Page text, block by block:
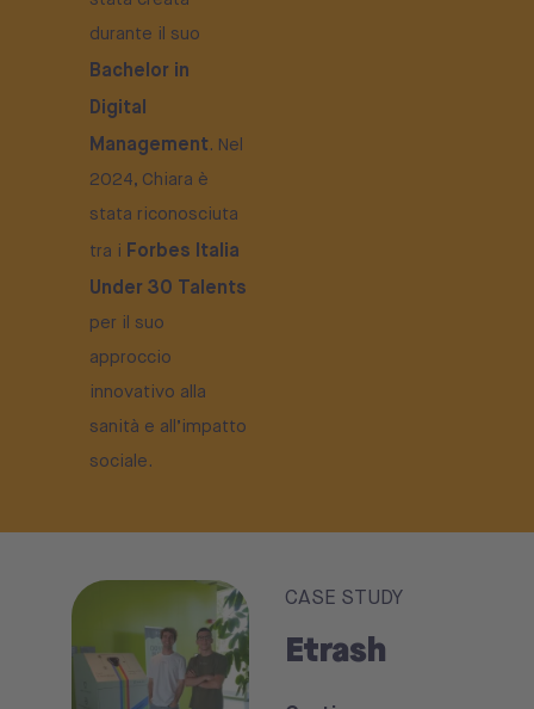
durante il suo
Bachelor in
Digital
Management. Nel
2024, Chiara è
stata riconosciuta
tra i Forbes Italia
Under 30 Talents
per il suo
approccio
innovativo alla
sanità e all’impatto
sociale.
CASE STUDY
Etrash